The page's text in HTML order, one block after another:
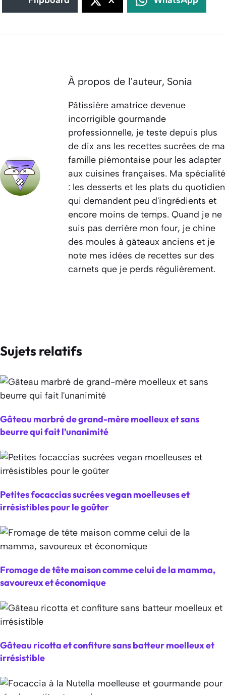
À propos de l'auteur, Sonia
Pâtissière amatrice devenue
incorrigible gourmande
professionnelle, je teste depuis plus
de dix ans les recettes sucrées de ma
famille piémontaise pour les adapter
aux cuisines françaises. Ma spécialité
: les desserts et les plats du quotidien
qui demandent peu d'ingrédients et
encore moins de temps. Quand je ne
suis pas derrière mon four, je chine
des moules à gâteaux anciens et je
note mes idées de recettes sur des
carnets que je perds régulièrement.
Sujets relatifs
Gâteau marbré de grand-mère moelleux et sans
beurre qui fait l’unanimité
Petites focaccias sucrées vegan moelleuses et
irrésistibles pour le goûter
Fromage de tête maison comme celui de la mamma,
savoureux et économique
Gâteau ricotta et confiture sans batteur moelleux et
irrésistible